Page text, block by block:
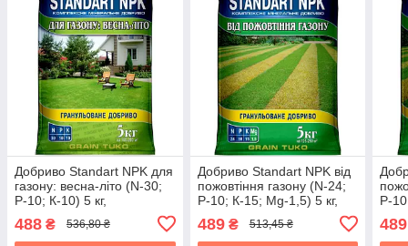
Добриво Standart NPK для
газону: весна-літо (N-30;
Р-10; К-10) 5 кг,
488 ₴ 536,80 ₴
Добриво Standart NPK від
пожовтіння газону (N-24;
Р-10; К-15; Mg-1,5) 5 кг,
489₴ 513,45 ₴
Р-
489